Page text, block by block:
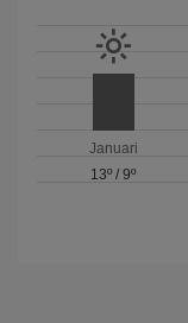
Januari
13º /9º